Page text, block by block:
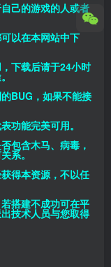
己的游戏的人或者
以在本网站中下
下载后请于24小时
BUG，如果不能接
功能完美可用。
包含木马、病毒，
系。
得本资源，不以任
搭建不成功可在平
技术人员与您取得